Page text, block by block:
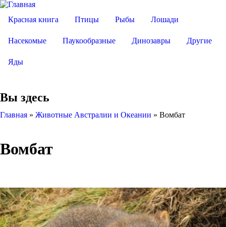
Красная книга Птицы Рыбы Лошади
Насекомые Паукообразные Динозавры Другие
Яды
Вы здесь
Главная » Животные Австралии и Океании » Вомбат
Вомбат